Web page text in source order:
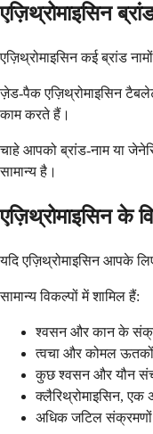
एज़िथ्रोमाइसिन
एज़िथ्रोमाइसिन कई ब्रांड
ज़ेड-पैक एज़िथ्रोमाइसिन
काम करते हैं।
चाहे आपको ब्रांड-नाम या
सामान्य है।
एज़िथ्रोमाइसिन के
यदि एज़िथ्रोमाइसिन आपके
सामान्य विकल्पों में शामिल हैं:
श्वसन और कान के
त्वचा और कोमल
कुछ श्वसन और यौन
क्लैरिथ्रोमाइसिन, एक
अधिक जटिल संक्रमणों